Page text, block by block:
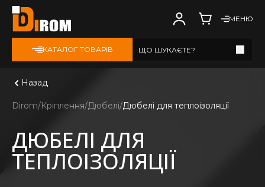
МЕНЮ
КАТАЛОГ ТОВАРІВ ЩО ШУКАЄТЕ?
Назад
Dirom Кріплення Дюбелі Дюбелі для теплоізоляції
ДЮБЕЛІ ДЛЯ
ТЕПЛОІЗОЛЯЦІЇ